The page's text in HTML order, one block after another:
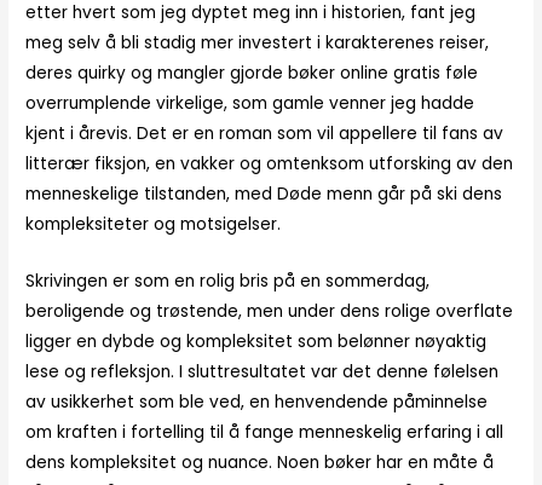
etter hvert som jeg dyptet meg inn i historien, fant jeg
meg selv å bli stadig mer investert i karakterenes reiser,
deres quirky og mangler gjorde bøker online gratis føle
overrumplende virkelige, som gamle venner jeg hadde
kjent i årevis. Det er en roman som vil appellere til fans av
litterær fiksjon, en vakker og omtenksom utforsking av den
menneskelige tilstanden, med Døde menn går på ski dens
kompleksiteter og motsigelser.
Skrivingen er som en rolig bris på en sommerdag,
beroligende og trøstende, men under dens rolige overflate
ligger en dybde og kompleksitet som belønner nøyaktig
lese og refleksjon. I sluttresultatet var det denne følelsen
av usikkerhet som ble ved, en henvendende påminnelse
om kraften i fortelling til å fange menneskelig erfaring i all
dens kompleksitet og nuance. Noen bøker har en måte å